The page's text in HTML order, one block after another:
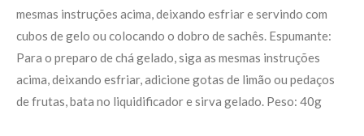
mesmas instruções acima, deixando esfriar e servindo com
cubos de gelo ou colocando o dobro de sachês. Espumante:
Para o preparo de chá gelado, siga as mesmas instruções
acima, deixando esfriar, adicione gotas de limão ou pedaços
de frutas, bata no liquidificador e sirva gelado. Peso: 40g